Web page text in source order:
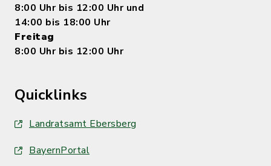
8:00 Uhr bis 12:00 Uhr und
14:00 bis 18:00 Uhr
Freitag
8:00 Uhr bis 12:00 Uhr
Quicklinks
Landratsamt Ebersberg
BayernPortal